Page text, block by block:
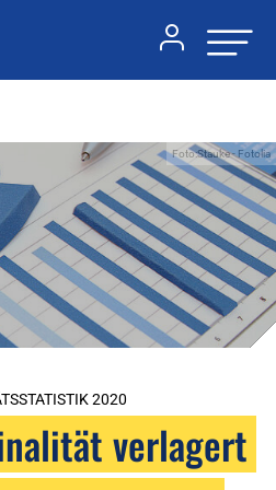
Foto:Stauke - Fotolia
2020
verlagert